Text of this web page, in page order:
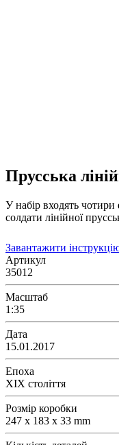
Прусська
У набір входять чотири
солдати лінійної
Завантажити
Артикул
35012
Масштаб
1:35
Дата
15.01.2017
Епоха
XIX століття
Розмір коробки
247 x 183 x 33 mm